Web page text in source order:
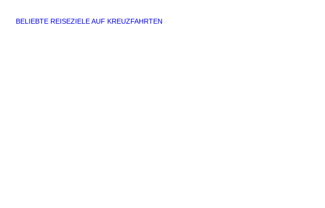
BELIEBTE REISEZIELE AUF KREUZFAHRTEN